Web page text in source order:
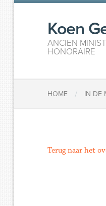
Koen
ANCIEN
HONORAIRE
HOME / IN DE
Terug naar het